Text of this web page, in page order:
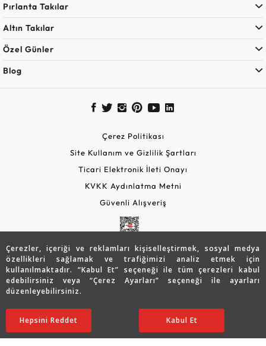
Çerezler, içeriği ve reklamları kişiselleştirmek, sosyal medya
özellikleri sağlamak ve trafiğimizi analiz etmek için
kullanılmaktadır. “Kabul Et” seçeneği ile tüm çerezleri kabul
edebilirsiniz veya “Çerez Ayarları” seçeneği ile ayarları
düzenleyebilirsiniz.
Ayarları Düzenle
Hepsini Reddet Kabul Et
7.137 TL
5.002 TL SATIN ALIN
Pırlanta Takılar
Altın Takılar
Özel Günler
Blog
Çerez Politikası
Site Kullanım ve Gizlilik Şartları
Ticari Elektronik İleti Onayı
KVKK Aydınlatma Metni
Güvenli Alışveriş
Copyright © 2026 Assos Pırlanta - Bu sitenin tüm hakları